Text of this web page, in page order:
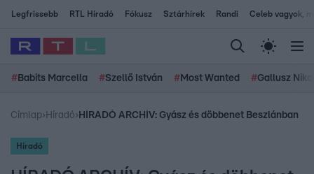
Legfrissebb RTL Híradó Fókusz Sztárhírek Randi Celeb vagyok,
# Babits Marcella #Szellő István # Most Wanted #Gallusz
Címlap› Híradó› HÍRADÓ ARCHÍV: Gyász és döbbenet Beszlánban
Híradó